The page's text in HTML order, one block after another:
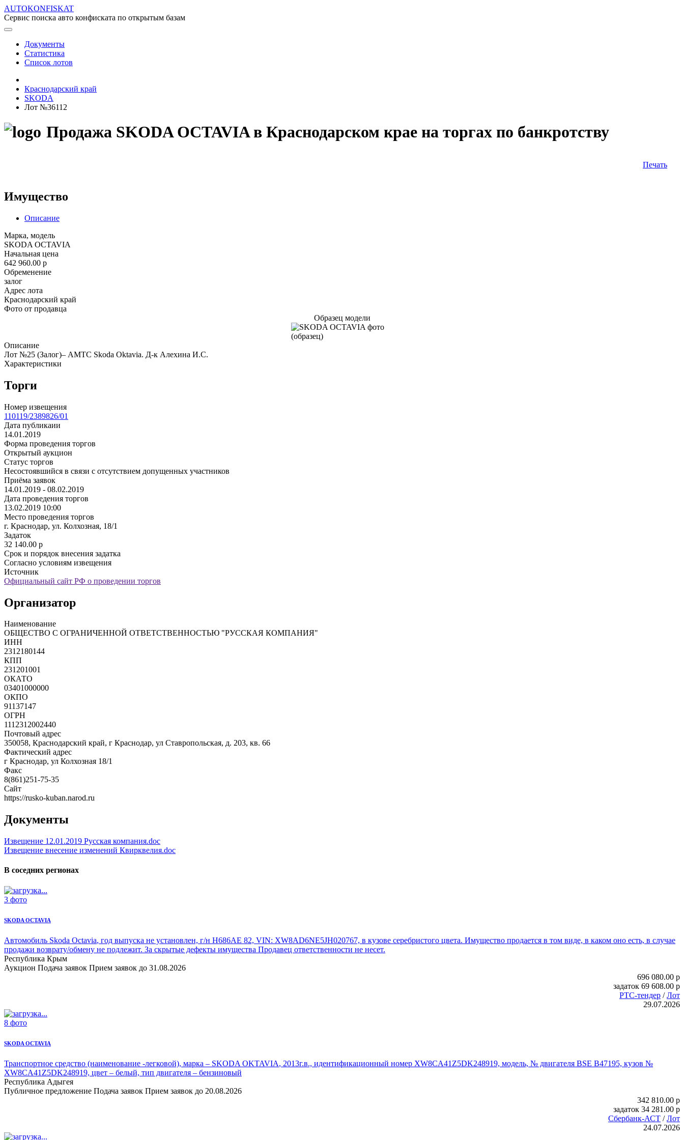
AUTOKONFISKAT
Сервис поиска авто конфиската по открытым базам
Документы
Статистика
Список лотов
Краснодарский край
SKODA
Лот №36112
Продажа SKODA OCTAVIA в Краснодарском крае на торгах по банкротству
Печать
Имущество
Описание
Марка, модель
SKODA OCTAVIA
Начальная цена
642 960.00 p
Обременение
залог
Адрес лота
Краснодарский край
Фото от продавца
Образец модели
Описание
Лот №25 (Залог)– АМТС Skoda Oktavia. Д-к Алехина И.С.
Характеристики
Торги
Номер извещения
110119/2389826/01
Дата публикаии
14.01.2019
Форма проведения торгов
Открытый аукцион
Статус торгов
Несостоявшийся в связи с отсутствием допущенных участников
Приёма заявок
14.01.2019 - 08.02.2019
Дата проведения торгов
13.02.2019 10:00
Место проведения торгов
г. Краснодар, ул. Колхозная, 18/1
Задаток
32 140.00 p
Срок и порядок внесения задатка
Согласно условиям извещения
Источник
Официальный сайт РФ о проведении торгов
Организатор
Наименование
ОБЩЕСТВО С ОГРАНИЧЕННОЙ ОТВЕТСТВЕННОСТЬЮ "РУССКАЯ КОМПАНИЯ"
ИНН
2312180144
КПП
231201001
ОКАТО
03401000000
ОКПО
91137147
ОГРН
1112312002440
Почтовый адрес
350058, Краснодарский край, г Краснодар, ул Ставропольская, д. 203, кв. 66
Фактический адрес
г Краснодар, ул Колхозная 18/1
Факс
8(861)251-75-35
Сайт
https://rusko-kuban.narod.ru
Документы
Извещение 12.01.2019 Русская компания.doc
Извещение внесение изменений Квирквелия.doc
В соседних регионах
3 фото
SKODA OCTAVIA
Автомобиль Skoda Octavia, год выпуска не установлен, г/н Н686АЕ 82, VIN: XW8AD6NE5JH020767, в кузове серебристого цвета. Имущество продается в том виде, в каком оно есть, в случае
продажи возврату/обмену не подлежит. За скрытые дефекты имущества Продавец ответственности не несет.
Республика Крым
Аукцион Подача заявок Прием заявок до 31.08.2026
696 080.00 p
задаток 69 608.00 p
РТС-тендер /Лот
29.07.2026
8 фото
SKODA OCTAVIA
Транспортное средство (наименование -легковой), марка – SKODA OKTAVIA, 2013г.в., идентификационный номер XW8CA41Z5DK248919, модель, № двигателя BSE B47195, кузов №
XW8CA41Z5DK248919, цвет – белый, тип двигателя – бензиновый
Республика Адыгея
Публичное предложение Подача заявок Прием заявок до 20.08.2026
342 810.00 p
задаток 34 281.00 p
Сбербанк-АСТ /Лот
24.07.2026